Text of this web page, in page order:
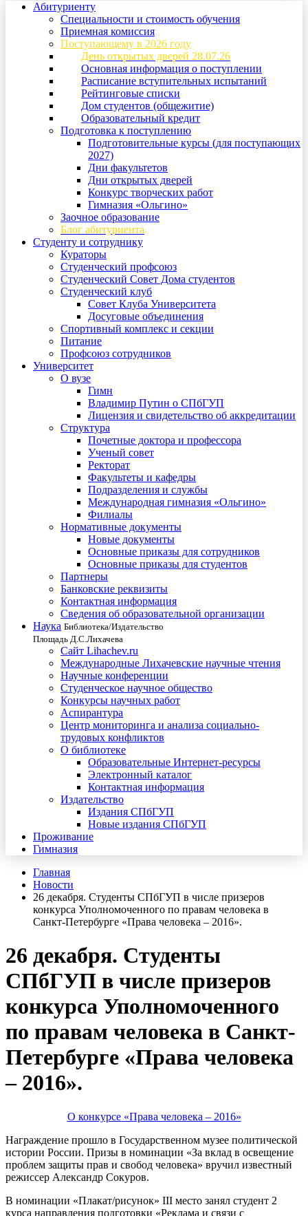
Абитуриенту
Специальности и стоимость обучения
Приемная комиссия
Поступающему в 2026 году
День открытых дверей 28.07.26
Основная информация о поступлении
Расписание вступительных испытаний
Рейтинговые списки
Дом студентов (общежитие)
Образовательный кредит
Подготовка к поступлению
Подготовительные курсы (для поступающих
2027)
Дни факультетов
Дни открытых дверей
Конкурс творческих работ
Гимназия «Ольгино»
Заочное образование
Блог абитуриента
Студенту и сотруднику
Кураторы
Студенческий профсоюз
Студенческий Совет Дома студентов
Студенческий клуб
Совет Клуба Университета
Досуговые объединения
Спортивный комплекс и секции
Питание
Профсоюз сотрудников
Университет
О вузе
Гимн
Владимир Путин о СПбГУП
Лицензия и свидетельство об аккредитации
Структура
Почетные доктора и профессора
Ученый совет
Ректорат
Факультеты и кафедры
Подразделения и службы
Международная гимназия «Ольгино»
Филиалы
Нормативные документы
Новые документы
Основные приказы для сотрудников
Основные приказы для студентов
Партнеры
Банковские реквизиты
Контактная информация
Сведения об образовательной организации
Наука Библиотека/Издательство
Площадь Д.С.Лихачева
Сайт Lihachev.ru
Международные Лихачевские научные чтения
Научные конференции
Студенческое научное общество
Конкурсы научных работ
Аспирантура
Центр мониторинга и анализа социально-
трудовых конфликтов
О библиотеке
Образовательные Интернет-ресурсы
Электронный каталог
Контактная информация
Издательство
Издания СПбГУП
Новые издания СПбГУП
Проживание
Гимназия
Главная
Новости
26 декабря. Студенты СПбГУП в числе призеров
конкурса Уполномоченного по правам человека в
Санкт-Петербурге «Права человека – 2016».
26 декабря. Студенты
СПбГУП в числе призеров
конкурса Уполномоченного
по правам человека в Санкт-
Петербурге «Права человека
– 2016».
О конкурсе «Права человека – 2016»
Награждение прошло в Государственном музее политической
истории России. Призы в номинации «За вклад в освещение
проблем защиты прав и свобод человека» вручил известный
режиссер Александр Сокуров.
В номинации «Плакат/рисунок» III место занял студент 2
курса направления подготовки «Реклама и связи с